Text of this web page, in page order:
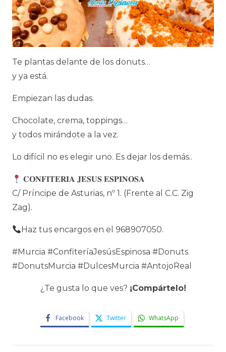
Te plantas delante de los donuts…
y ya está.
Empiezan las dudas.
Chocolate, crema, toppings…
y todos mirándote a la vez.
Lo difícil no es elegir uno. Es dejar los demás..
𝐂𝐎𝐍𝐅𝐈𝐓𝐄𝐑𝐈𝐀 𝐉𝐄𝐒𝐔𝐒 𝐄𝐒𝐏𝐈𝐍𝐎𝐒𝐀
C/ Príncipe de Asturias, nº 1. (Frente al C.C. Zig
Zag).
Haz tus encargos en el 968907050.
#Murcia #ConfiteríaJesúsEspinosa #Donuts
#DonutsMurcia #DulcesMurcia #AntojoReal
¿Te gusta lo que ves? ¡Compártelo!
Facebook Twitter WhatsApp